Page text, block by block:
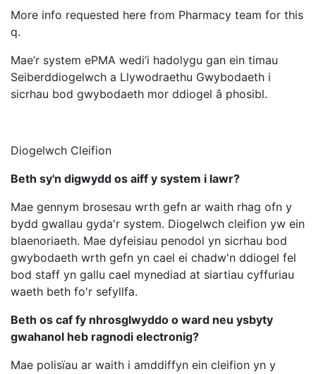
More info requested here from Pharmacy team for this
q.
Mae’r system ePMA wedi’i hadolygu gan ein timau
Seiberddiogelwch a Llywodraethu Gwybodaeth i
sicrhau bod gwybodaeth mor ddiogel â phosibl.
Diogelwch Cleifion
Beth sy'n digwydd os aiff y system i lawr?
Mae gennym brosesau wrth gefn ar waith rhag ofn y
bydd gwallau gyda'r system. Diogelwch cleifion yw ein
blaenoriaeth. Mae dyfeisiau penodol yn sicrhau bod
gwybodaeth wrth gefn yn cael ei chadw'n ddiogel fel
bod staff yn gallu cael mynediad at siartiau cyffuriau
waeth beth fo'r sefyllfa.
Beth os caf fy nhrosglwyddo o ward neu ysbyty
gwahanol heb ragnodi electronig?
Mae polisïau ar waith i amddiffyn ein cleifion yn y